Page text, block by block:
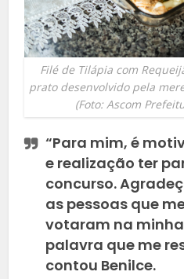
Filé de Tilápia com
prato desenvolvido pela
(Foto: Ascom
“Para mim, é
e realização ter
concurso.
as pessoas que
votaram na minha
palavra que me
contou Benilce.